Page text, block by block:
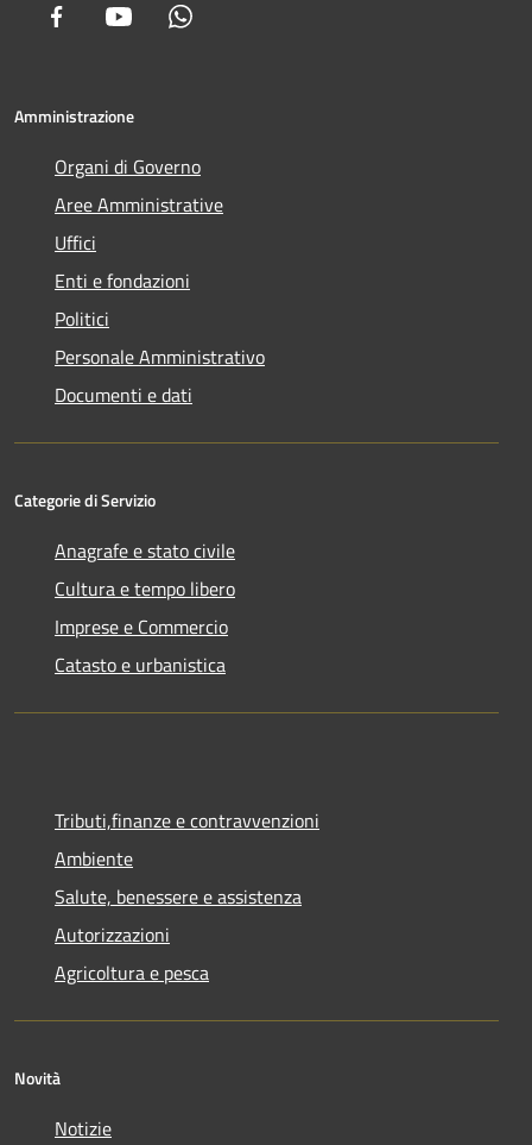
Facebook Youtube
Amministrazione
Organi di Governo
Aree Amministrative
Uffici
Enti e fondazioni
Politici
Personale Amministrativo
Documenti e dati
Categorie di Servizio
Anagrafe e stato civile
Cultura e tempo libero
Imprese e Commercio
Catasto e urbanistica
Tributi,finanze e contravvenzioni
Ambiente
Salute, benessere e assistenza
Autorizzazioni
Agricoltura e pesca
Novità
Notizie